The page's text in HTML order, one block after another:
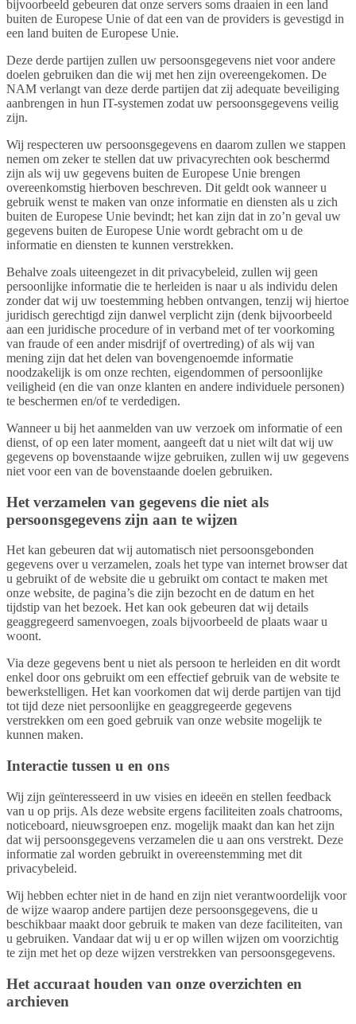
bijvoorbeeld gebeuren dat onze servers soms draaien in een land
buiten de Europese Unie of dat een van de providers is gevestigd in
een land buiten de Europese Unie.
Deze derde partijen zullen uw persoonsgegevens niet voor andere
doelen gebruiken dan die wij met hen zijn overeengekomen. De
NAM verlangt van deze derde partijen dat zij adequate beveiliging
aanbrengen in hun IT-systemen zodat uw persoonsgegevens veilig
zijn.
Wij respecteren uw persoonsgegevens en daarom zullen we stappen
nemen om zeker te stellen dat uw privacyrechten ook beschermd
zijn als wij uw gegevens buiten de Europese Unie brengen
overeenkomstig hierboven beschreven. Dit geldt ook wanneer u
gebruik wenst te maken van onze informatie en diensten als u zich
buiten de Europese Unie bevindt; het kan zijn dat in zo’n geval uw
gegevens buiten de Europese Unie wordt gebracht om u de
informatie en diensten te kunnen verstrekken.
Behalve zoals uiteengezet in dit privacybeleid, zullen wij geen
persoonlijke informatie die te herleiden is naar u als individu delen
zonder dat wij uw toestemming hebben ontvangen, tenzij wij hiertoe
juridisch gerechtigd zijn danwel verplicht zijn (denk bijvoorbeeld
aan een juridische procedure of in verband met of ter voorkoming
van fraude of een ander misdrijf of overtreding) of als wij van
mening zijn dat het delen van bovengenoemde informatie
noodzakelijk is om onze rechten, eigendommen of persoonlijke
veiligheid (en die van onze klanten en andere individuele personen)
te beschermen en/of te verdedigen.
Wanneer u bij het aanmelden van uw verzoek om informatie of een
dienst, of op een later moment, aangeeft dat u niet wilt dat wij uw
gegevens op bovenstaande wijze gebruiken, zullen wij uw gegevens
niet voor een van de bovenstaande doelen gebruiken.
Het verzamelen van gegevens die niet als
persoonsgegevens zijn aan te wijzen
Het kan gebeuren dat wij automatisch niet persoonsgebonden
gegevens over u verzamelen, zoals het type van internet browser dat
u gebruikt of de website die u gebruikt om contact te maken met
onze website, de pagina’s die zijn bezocht en de datum en het
tijdstip van het bezoek. Het kan ook gebeuren dat wij details
geaggregeerd samenvoegen, zoals bijvoorbeeld de plaats waar u
woont.
Via deze gegevens bent u niet als persoon te herleiden en dit wordt
enkel door ons gebruikt om een effectief gebruik van de website te
bewerkstelligen. Het kan voorkomen dat wij derde partijen van tijd
tot tijd deze niet persoonlijke en geaggregeerde gegevens
verstrekken om een goed gebruik van onze website mogelijk te
kunnen maken.
Interactie tussen u en ons
Wij zijn geïnteresseerd in uw visies en ideeën en stellen feedback
van u op prijs. Als deze website ergens faciliteiten zoals chatrooms,
noticeboard, nieuwsgroepen enz. mogelijk maakt dan kan het zijn
dat wij persoonsgegevens verzamelen die u aan ons verstrekt. Deze
informatie zal worden gebruikt in overeenstemming met dit
privacybeleid.
Wij hebben echter niet in de hand en zijn niet verantwoordelijk voor
de wijze waarop andere partijen deze persoonsgegevens, die u
beschikbaar maakt door gebruik te maken van deze faciliteiten, van
u gebruiken. Vandaar dat wij u er op willen wijzen om voorzichtig
te zijn met het op deze wijzen verstrekken van persoonsgegevens.
Het accuraat houden van onze overzichten en
archieven